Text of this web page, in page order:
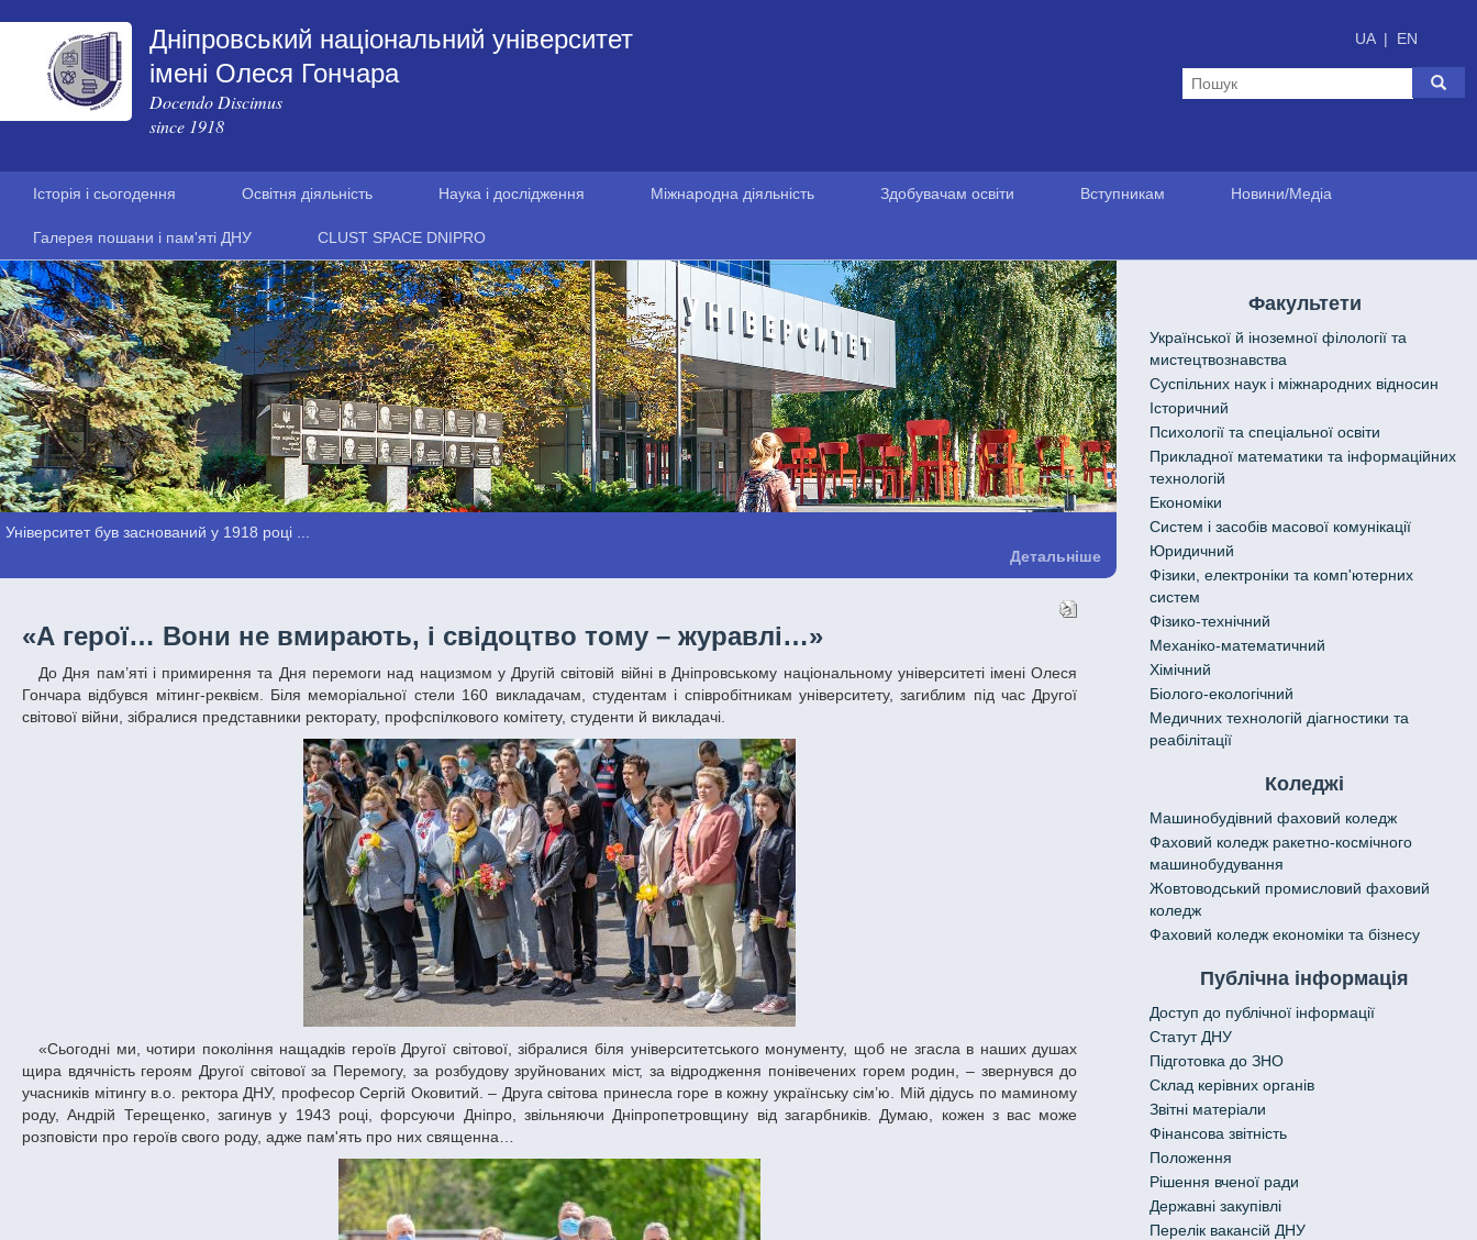
Дніпровський національний університет
імені Олеся Гончара
Docendo Discimus
since 1918
UA | EN
Історія і сьогодення Освітня діяльність Наука і дослідження Міжнародна діяльність Здобувачам освіти Вступникам Новини/Медіа
Галерея пошани і пам'яті ДНУ CLUST SPACE DNIPRO
Університет був заснований у 1918 році ...
Детальніше
«А герої… Вони не вмирають, і свідоцтво тому – журавлі…»
До Дня пам’яті і примирення та Дня перемоги над нацизмом у Другій світовій війні в Дніпровському національному університеті імені Олеся
Гончара відбувся мітинг-реквієм. Біля меморіальної стели 160 викладачам, студентам і співробітникам університету, загиблим під час Другої
світової війни, зібралися представники ректорату, профспілкового комітету, студенти й викладачі.
«Сьогодні ми, чотири покоління нащадків героїв Другої світової, зібралися біля університетського монументу, щоб не згасла в наших душах
щира вдячність героям Другої світової за Перемогу, за розбудову зруйнованих міст, за відродження понівечених горем родин, – звернувся до
учасників мітингу в.о. ректора ДНУ, професор Сергій Оковитий. – Друга світова принесла горе в кожну українську сім’ю. Мій дідусь по маминому
роду, Андрій Терещенко, загинув у 1943 році, форсуючи Дніпро, звільняючи Дніпропетровщину від загарбників. Думаю, кожен з вас може
розповісти про героїв свого роду, адже пам'ять про них священна…
Факультети
Української й іноземної філології та
мистецтвознавства
Cуспільних наук і міжнародних відносин
Історичний
Психології та спеціальної освіти
Прикладної математики та інформаційних
технологій
Економіки
Систем і засобів масової комунікації
Юридичний
Фізики, електроніки та комп'ютерних
систем
Фізико-технічний
Механіко-математичний
Хімічний
Біолого-екологічний
Медичних технологій діагностики та
реабілітації
Коледжі
Машинобудівний фаховий коледж
Фаховий коледж ракетно-космічного
машинобудування
Жовтоводський промисловий фаховий
коледж
Фаховий коледж економіки та бізнесу
Публічна інформація
Доступ до публічної інформації
Статут ДНУ
Підготовка до ЗНО
Склад керівних органів
Звітні матеріали
Фінансова звітність
Положення
Рішення вченої ради
Державні закупівлі
Перелік вакансій ДНУ